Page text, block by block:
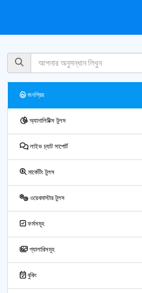
জনপ্রিয়
অ্যানালিটিক্স টুলস
লাইভ চ্যাট সাপোর্ট
মার্কেটিং টুলস
ওয়েবমাস্টার টুলস
ফর্মসমূহ
গ্যালারিসমূহ
বুকিং